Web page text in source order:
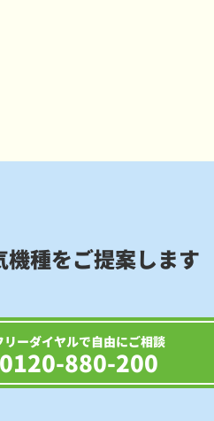
機種をご提案します
リーダイヤルで自由にご相談
0120-880-200